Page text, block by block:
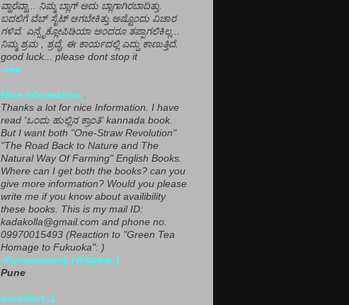
ವ್ಹಾರೆವ್ಹಾ... ನಿಮ್ಮ ಬ್ಲಾಗ್ ಅದು ಬ್ಲಾಗಾಗಿರಬಾದಿತ್ತು.
ಬದಲಿಗೆ ವೆಬ್ ಸೈಟ್ ಆಗಬೇಕಿತ್ತು.ಅಷ್ಟೊಂದು ವಿಚಾರ
ಗಳಿವೆ. ಎನ್ಸೈಕ್ಲೋಪಿಡಿಯಾ ಅಂದರೂ ತಪ್ಪಾಗಲಿಕಿಲ್ಲ...
ನಿಮ್ಮ ಶ್ರಮ , ಶ್ರದ್ಧೆ, ಈ ಕಾರ್ಯದಲ್ಲಿ ಎದ್ದು ಕಾಣುತ್ತಿದೆ.
good luck... please dont stop it
-vee
Nice Information..
Thanks a lot for nice Information. I have
read 'ಒಂದು ಹುಲ್ಲಿನ ಕ್ರಾಂತಿ' kannada book.
But I want both "One-Straw Revolution"
"The Road Back to Nature and The
Natural Way Of Farming" English Books.
Where can I get both the books? can you
give more information? Would you please
write me if you know about availibility
these books. This is my mail ID:
kadakolla@gmail.com and phone no.
09970015493 (Reaction to "Green Tea
Homage to Fukuoka": )
-Kumarswamy (ಕುಕೂಊ..)
Pune
excellent..1